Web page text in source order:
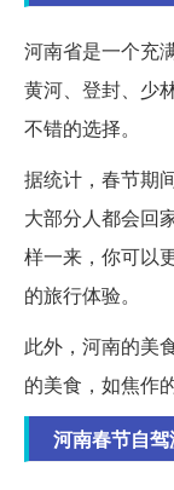
河南省是一个充
黄河、登封、少
不错的选择。
据统计，春节期
大部分人都会回
样一来，你可以
的旅行体验。
此外，河南的美
的美食，如焦作
河南春节自